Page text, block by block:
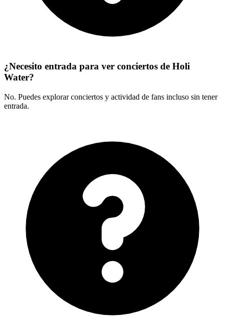
¿Necesito entrada para ver conciertos de Holi
Water?
No. Puedes explorar conciertos y actividad de fans incluso sin tener
entrada.